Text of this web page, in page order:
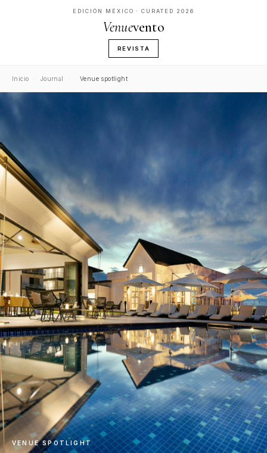
EDICIÓN MÉXICO · CURATED 2026
Venuevento
REVISTA
Inicio · Journal · Venue spotlight
VENUE SPOTLIGHT